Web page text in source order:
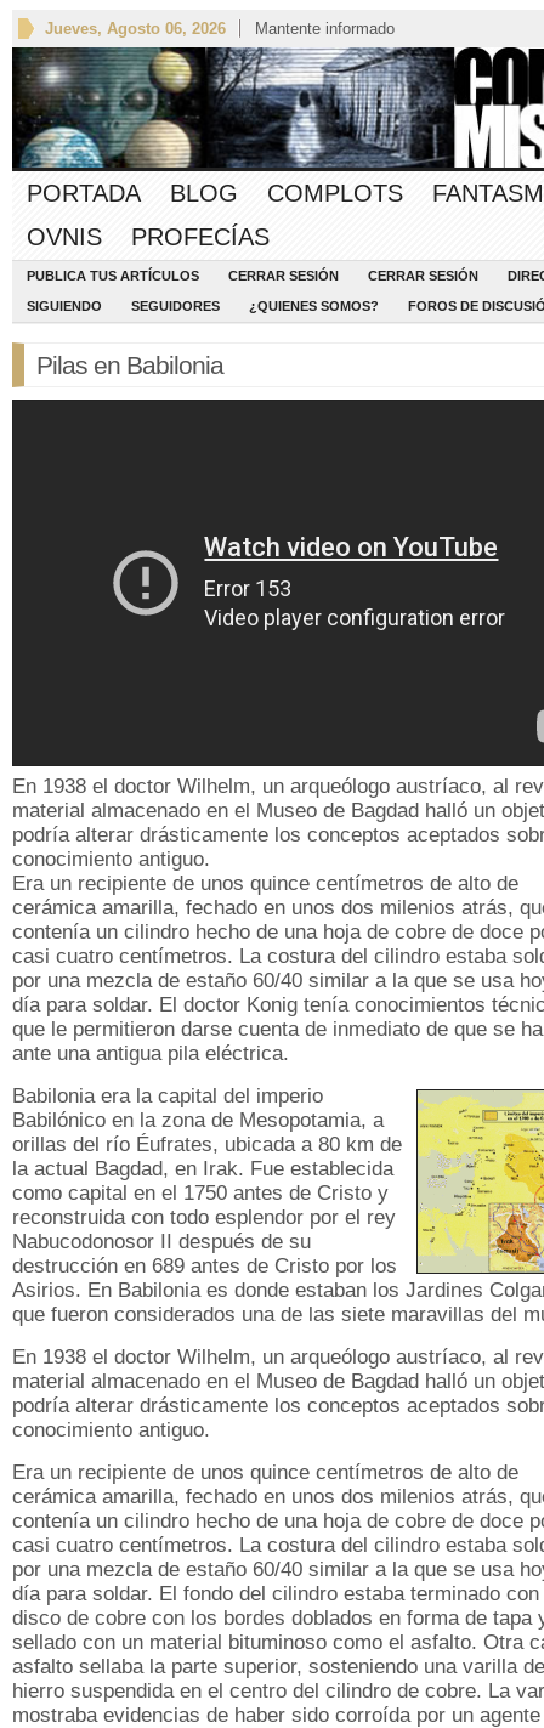
Jueves, Agosto 06, 2026 Mantente informado
PORTADA BLOG COMPLOTS
OVNIS
PROFECÍAS
PUBLICA TUS ARTÍCULOS CERRAR SESIÓN CERRAR SESIÓN
SIGUIENDO SEGUIDORES ¿QUIENES SOMOS? FOROS DE
Pilas en Babilonia
En 1938 el doctor Wilhelm, un arqueólogo austríaco, al
material almacenado en el Museo de Bagdad halló un
podría alterar drásticamente los conceptos aceptados
conocimiento antiguo.
Era un recipiente de unos quince centímetros de alto de
cerámica amarilla, fechado en unos dos milenios atrás,
contenía un cilindro hecho de una hoja de cobre de doce
casi cuatro centímetros. La costura del cilindro estaba
por una mezcla de estaño 60/40 similar a la que se usa
día para soldar. El doctor Konig tenía conocimientos
que le permitieron darse cuenta de inmediato de que se
ante una antigua pila eléctrica.
Babilonia era la capital del imperio
Babilónico en la zona de Mesopotamia, a
orillas del río Éufrates, ubicada a 80 km de
la actual Bagdad, en Irak. Fue establecida
como capital en el 1750 antes de Cristo y
reconstruida con todo esplendor por el rey
Nabucodonosor II después de su
destrucción en 689 antes de Cristo por los
Asirios. En Babilonia es donde estaban los Jardines
que fueron considerados una de las siete maravillas del
En 1938 el doctor Wilhelm, un arqueólogo austríaco, al
material almacenado en el Museo de Bagdad halló un
podría alterar drásticamente los conceptos aceptados
conocimiento antiguo.
Era un recipiente de unos quince centímetros de alto de
cerámica amarilla, fechado en unos dos milenios atrás,
contenía un cilindro hecho de una hoja de cobre de doce
casi cuatro centímetros. La costura del cilindro estaba
por una mezcla de estaño 60/40 similar a la que se usa
día para soldar. El fondo del cilindro estaba terminado con
disco de cobre con los bordes doblados en forma de tapa
sellado con un material bituminoso como el asfalto. Otra
asfalto sellaba la parte superior, sosteniendo una varilla de
hierro suspendida en el centro del cilindro de cobre. La
mostraba evidencias de haber sido corroída por un